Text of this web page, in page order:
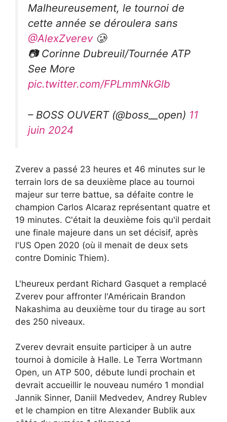
Malheureusement, le tournoi de
cette année se déroulera sans
@AlexZverev🥲
📷 Corinne Dubreuil/Tournée ATP
See More
pic.twitter.com/FPLmmNkGlb
– BOSS OUVERT (@boss__open) 11
juin 2024
Zverev a passé 23 heures et 46 minutes sur le
terrain lors de sa deuxième place au tournoi
majeur sur terre battue, sa défaite contre le
champion Carlos Alcaraz représentant quatre et
19 minutes. C'était la deuxième fois qu'il perdait
une finale majeure dans un set décisif, après
l'US Open 2020 (où il menait de deux sets
contre Dominic Thiem).
L'heureux perdant Richard Gasquet a remplacé
Zverev pour affronter l'Américain Brandon
Nakashima au deuxième tour du tirage au sort
des 250 niveaux.
Zverev devrait ensuite participer à un autre
tournoi à domicile à Halle. Le Terra Wortmann
Open, un ATP 500, débute lundi prochain et
devrait accueillir le nouveau numéro 1 mondial
Jannik Sinner, Daniil Medvedev, Andrey Rublev
et le champion en titre Alexander Bublik aux